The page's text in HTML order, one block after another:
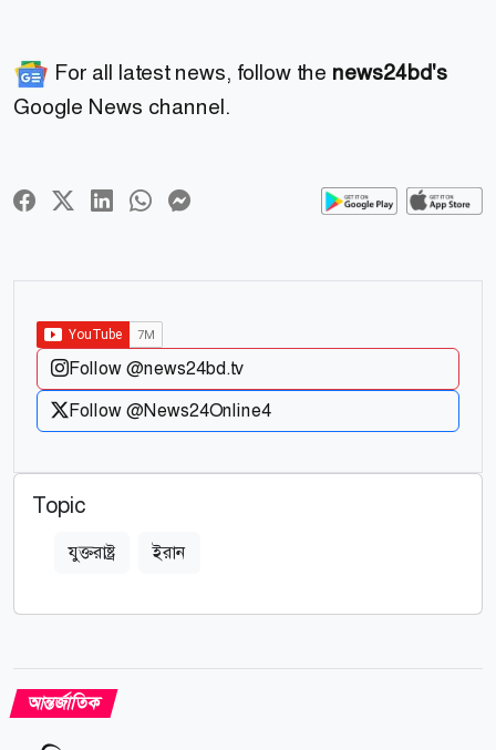
For all latest news, follow the news24bd's
Google News channel.
Follow @news24bd.tv
Follow @News24Online4
Topic
যুক্তরাষ্ট্র ইরান
আন্তর্জাতিক